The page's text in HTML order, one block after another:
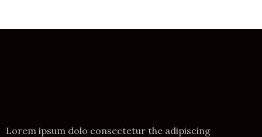
Lorem ipsum dolo consectetur the adipiscing